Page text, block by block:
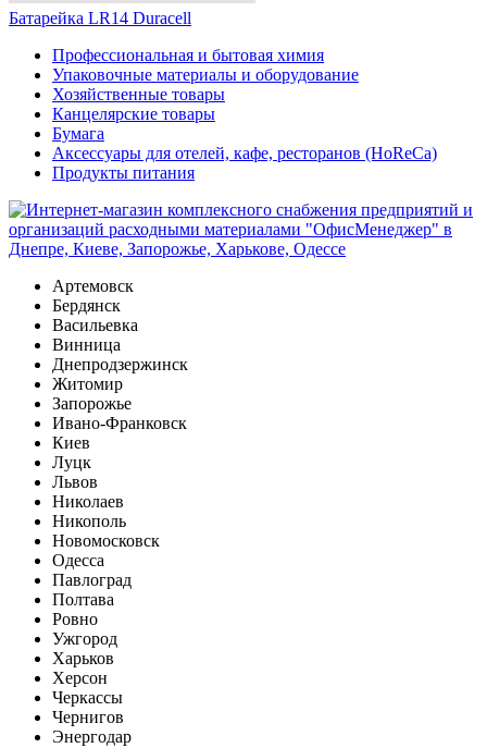
Батарейка LR14 Duracell
Профессиональная и бытовая химия
Упаковочные материалы и оборудование
Хозяйственные товары
Канцелярские товары
Бумага
Аксессуары для отелей, кафе, ресторанов (HoReCa)
Продукты питания
Артемовск
Бердянск
Васильевка
Винница
Днепродзержинск
Житомир
Запорожье
Ивано-Франковск
Киев
Луцк
Львов
Николаев
Никополь
Новомосковск
Одесса
Павлоград
Полтава
Ровно
Ужгород
Харьков
Херсон
Черкассы
Чернигов
Энергодар